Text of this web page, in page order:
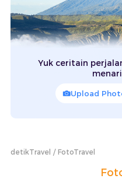
Yuk ceritain
Upload
detikTravel FotoTravel